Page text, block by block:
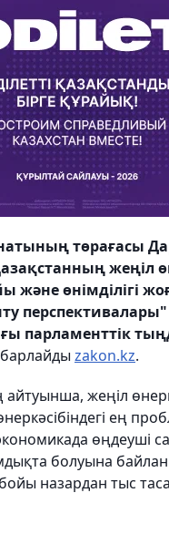
төрағасы
жеңіл
және өнімділігі
перспективалары"
парламенттік
zakon.kz.
жеңіл
ең
өңдеуші
болуына
назардан тыс